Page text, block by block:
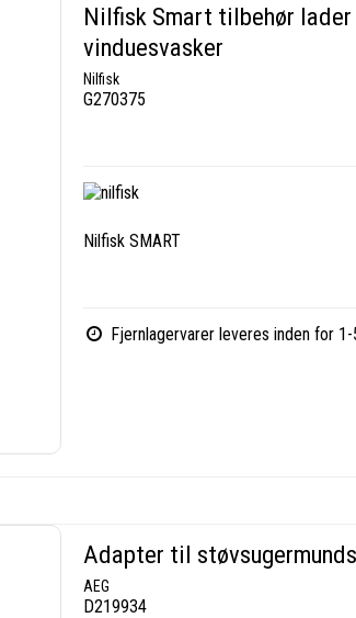
Nilfisk Smart tilbehør
vinduesvasker
Nilfisk
G270375
Nilfisk SMART
Fjernlagervarer leveres inden for
Adapter til
AEG
D219934